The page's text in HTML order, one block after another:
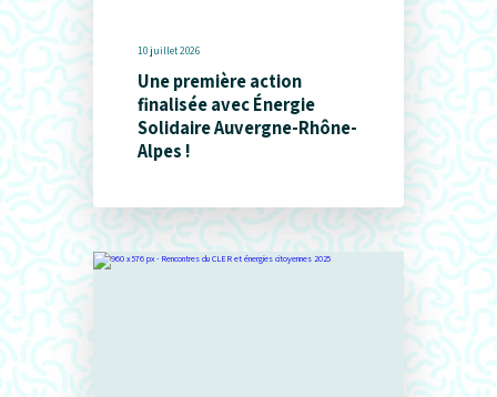
10 juillet 2026
Une première action
finalisée avec Énergie
Solidaire Auvergne-Rhône-
Alpes !